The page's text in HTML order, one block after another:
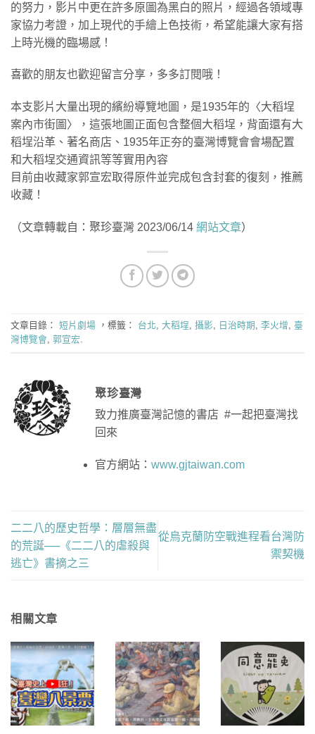
的努力，影片中更在許多原圖為黑白的照片，經過各領域專
家協力考證，加上現代的手繪上色技術，希望能讓大家有搭
上時光機的臨場感！
喜歡的朋友也歡迎留言分享，多多訂閱哦！
本支影片大量出現的繽紛導覽地圖，是1935年的〈大稻埕
案內市街圖〉，這張地圖正面包含整個大稻埕，背面還有大
稻埕沿革、著名商店、1935年正夯的臺灣博覽會會場配置
和大稻埕交通資訊等等實用內容
目前由收藏家郭宣宏取得原件並完成包含封套的復刻，推薦
收藏！
（文章轉載自：聚珍臺灣 2023/06/14 網站文章）
文章目錄： 短片劇場 ，標籤： 台北, 大稻埕, 攝影, 日治時期 , 李火增, 臺
灣博覽會, 郭宣宏.
聚珍臺灣
致力推廣臺灣記憶的書店 #一起把臺灣找
回來
官方網站： www.gjtaiwan.com
二二八的歷史哲學：層層無盡
的荒誕──《二二八的虐殺與
逃亡》書摘之三
從烏克蘭防空戰進程看台灣防
禦契機
相關文章